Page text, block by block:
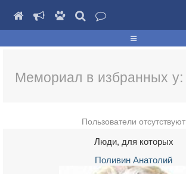
Мемориал в избранных у:
Пользователи отсутствуют
Люди, для которых
Поливин Анатолий